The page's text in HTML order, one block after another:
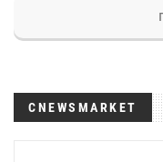
CNEWSMARKET